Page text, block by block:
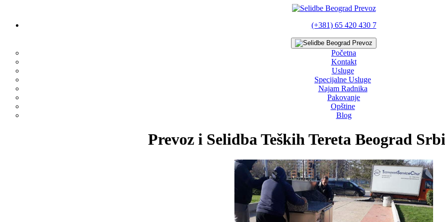
(+381) 65 420 430 7
Početna
Kontakt
Usluge
Specijalne Usluge
Najam Radnika
Pakovanje
Opštine
Blog
Prevoz i Selidba Teških Tereta Beograd